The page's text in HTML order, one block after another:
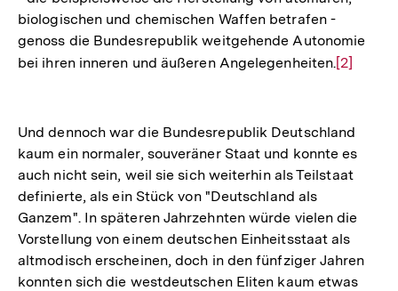
biologischen und chemischen Waffen betrafen -
genoss die Bundesrepublik weitgehende Autonomie
bei ihren inneren und äußeren Angelegenheiten.Zur
Fußnote
[2]
Und dennoch war die Bundesrepublik Deutschland
kaum ein normaler, souveräner Staat und konnte es
auch nicht sein, weil sie sich weiterhin als Teilstaat
definierte, als ein Stück von "Deutschland als
Ganzem". In späteren Jahrzehnten würde vielen die
Vorstellung von einem deutschen Einheitsstaat als
altmodisch erscheinen, doch in den fünfziger Jahren
konnten sich die westdeutschen Eliten kaum etwas